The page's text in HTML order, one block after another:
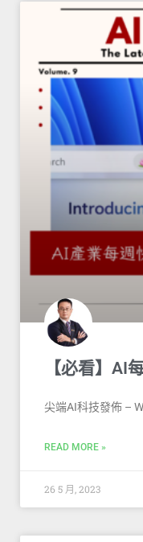
【必看】AI
尖端AI科技發佈 –
READ MORE »
26 5 月, 2023